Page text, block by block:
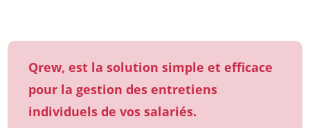
Qrew, est la solution simple et efficace
pour la gestion des entretiens
individuels de vos salariés.